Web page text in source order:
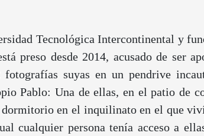
Tecnológica Intercontinental y
preso desde 2014, acusado de ser
suyas en un pendrive
Pablo: Una de ellas, en el patio de
en el inquilinato en el que
cualquier persona tenía acceso a